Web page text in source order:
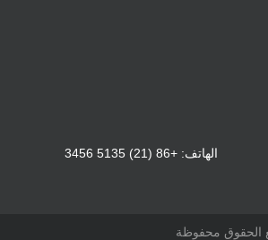
الهاتف: +86 (21) 5135 3456